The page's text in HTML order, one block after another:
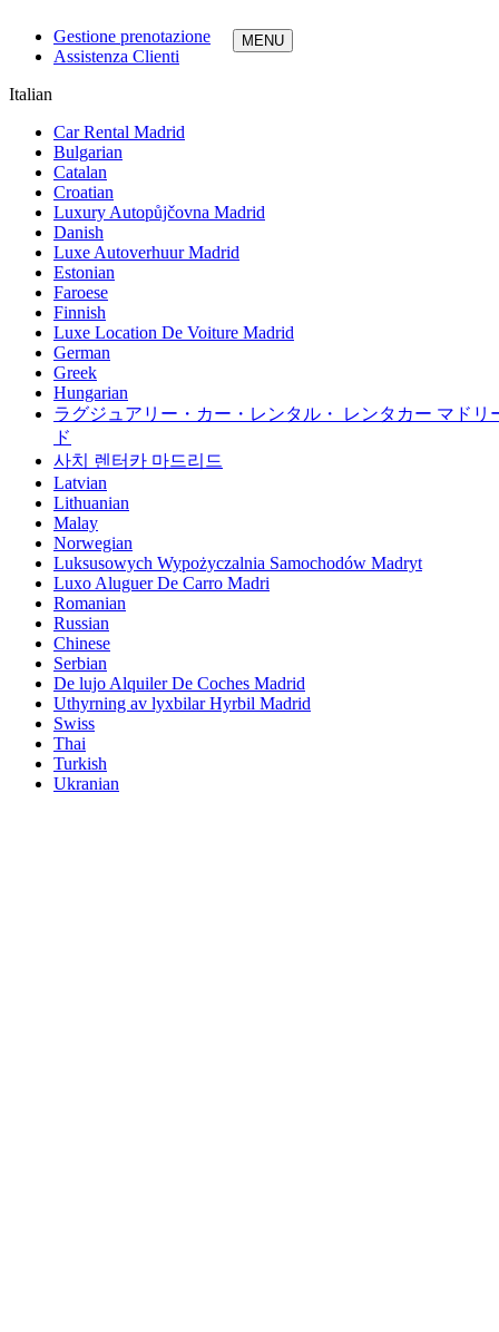
Gestione prenotazione
Assistenza Clienti
Italian
Car Rental Madrid
Bulgarian
Catalan
Croatian
Luxury Autopůjčovna Madrid
Danish
Luxe Autoverhuur Madrid
Estonian
Faroese
Finnish
Luxe Location De Voiture Madrid
German
Greek
Hungarian
ラグジュアリー・カー・レンタル・ レンタカー マドリ
ド
사치 렌터카 마드리드
Latvian
Lithuanian
Malay
Norwegian
Luksusowych Wypożyczalnia Samochodów Madryt
Luxo Aluguer De Carro Madri
Romanian
Russian
Chinese
Serbian
De lujo Alquiler De Coches Madrid
Uthyrning av lyxbilar Hyrbil Madrid
Swiss
Thai
Turkish
Ukranian